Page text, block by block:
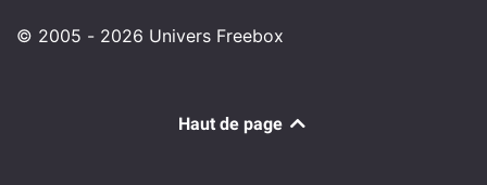
© 2005 - 2026 Univers Freebox
Haut de page